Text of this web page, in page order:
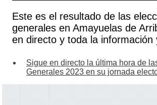
Este es el resultado de las
generales en Amayuelas de
en directo y toda la información
Sigue en directo la última hora de
Generales 2023 en su jornada